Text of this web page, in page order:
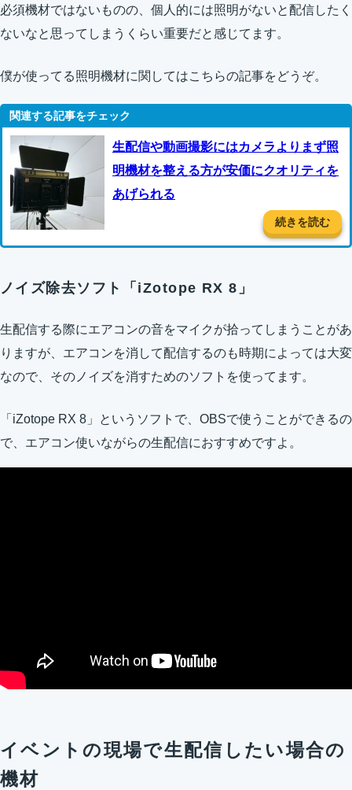
必須機材ではないものの、個人的には照明がないと配信したく
ないなと思ってしまうくらい重要だと感じてます。
僕が使ってる照明機材に関してはこちらの記事をどうぞ。
生配信や動画撮影にはカメラよりまず照
明機材を整える方が安価にクオリティを
あげられる
続きを読む
ノイズ除去ソフト「iZotope RX 8」
生配信する際にエアコンの音をマイクが拾ってしまうことがあ
りますが、エアコンを消して配信するのも時期によっては大変
なので、そのノイズを消すためのソフトを使ってます。
「iZotope RX 8」というソフトで、OBSで使うことができるの
で、エアコン使いながらの生配信におすすめですよ。
イベントの現場で生配信したい場合の
機材